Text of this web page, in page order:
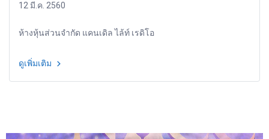
12 มี.ค. 2560
ห้างหุ้นส่วนจำกัด แคนเดิล ไล้ท์ เรดิโอ
ดูเพิ่มเติม